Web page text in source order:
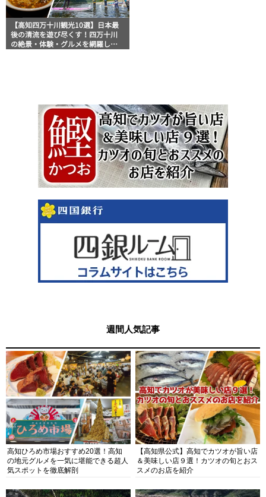
【高知四万十川観光10選】日本最
後の清流を遊び尽くす！四万十川
の絶景・体験・グルメを網羅した
週間人気記事
高知ひろめ市場おすすめ20選！高知
の地元グルメを一気に堪能できる超人
気スポットを徹底解剖
【高知県公式】高知でカツオが旨い店
＆美味しい店９選！カツオの旬とおス
スメのお店を紹介